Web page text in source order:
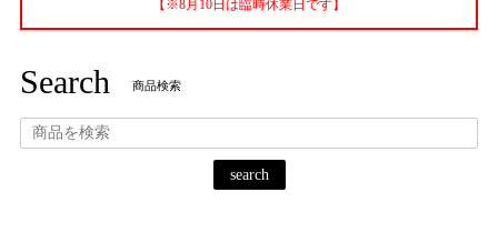
【※8月10日は臨時休業日です】
Search 商品検索
search